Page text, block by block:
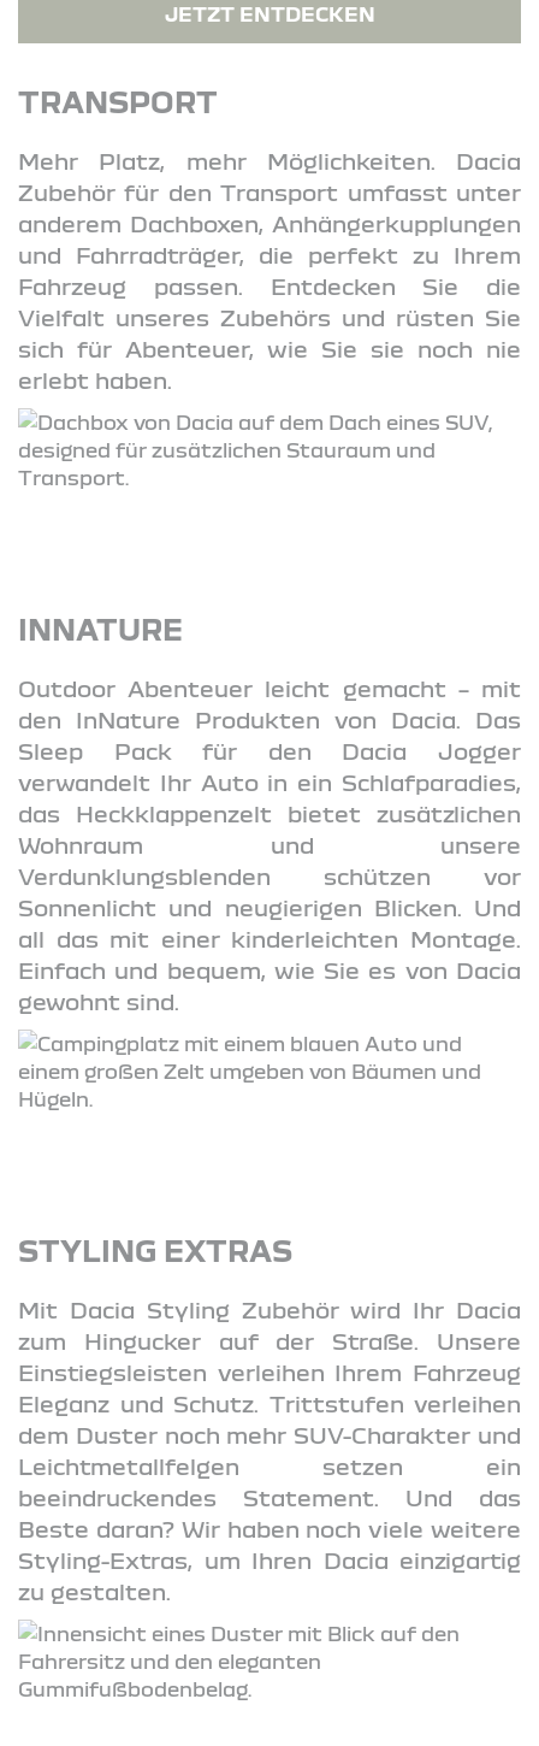
JETZT ENTDECKEN
TRANSPORT
Mehr Platz, mehr Möglichkeiten. Dacia
Zubehör für den Transport umfasst unter
anderem Dachboxen, Anhängerkupplungen
und Fahrradträger, die perfekt zu Ihrem
Fahrzeug passen. Entdecken Sie die
Vielfalt unseres Zubehörs und rüsten Sie
sich für Abenteuer, wie Sie sie noch nie
erlebt haben.
INNATURE
Outdoor Abenteuer leicht gemacht – mit
den InNature Produkten von Dacia. Das
Sleep Pack für den Dacia Jogger
verwandelt Ihr Auto in ein Schlafparadies,
das Heckklappenzelt bietet zusätzlichen
Wohnraum und unsere
Verdunklungsblenden schützen vor
Sonnenlicht und neugierigen Blicken. Und
all das mit einer kinderleichten Montage.
Einfach und bequem, wie Sie es von Dacia
gewohnt sind.
STYLING EXTRAS
Mit Dacia Styling Zubehör wird Ihr Dacia
zum Hingucker auf der Straße. Unsere
Einstiegsleisten verleihen Ihrem Fahrzeug
Eleganz und Schutz. Trittstufen verleihen
dem Duster noch mehr SUV-Charakter und
Leichtmetallfelgen setzen ein
beeindruckendes Statement. Und das
Beste daran? Wir haben noch viele weitere
Styling-Extras, um Ihren Dacia einzigartig
zu gestalten.